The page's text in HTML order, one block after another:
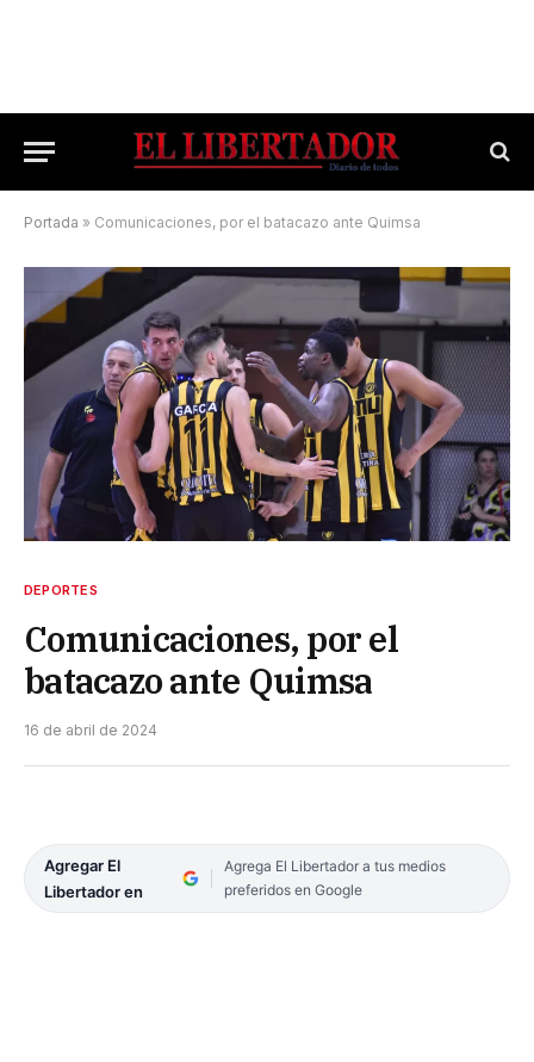
Portada » Comunicaciones, por el batacazo ante Quimsa
DEPORTES
Comunicaciones, por el
batacazo ante Quimsa
16 de abril de 2024
Agregar El
Libertador en
Agrega El Libertador a tus medios
preferidos en Google